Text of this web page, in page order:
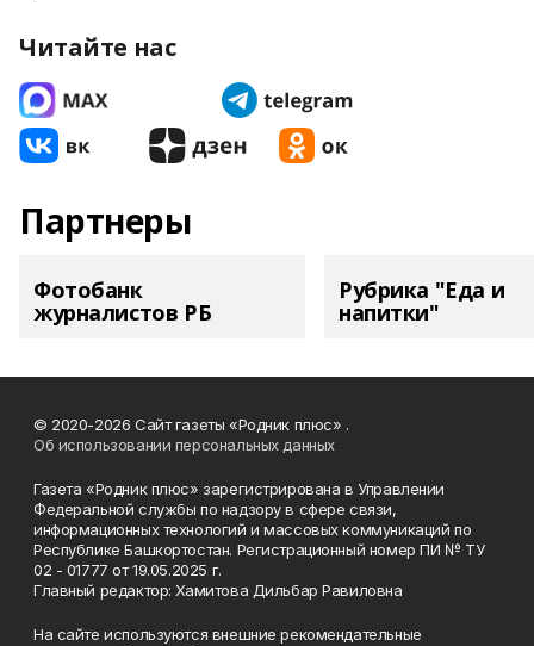
Читайте нас
Партнеры
Фотобанк
журналистов РБ
Рубрика "Еда и
напитки"
© 2020-2026 Сайт газеты «Родник плюс» .
Об использовании персональных данных
Газета «Родник плюс» зарегистрирована в Управлении
Федеральной службы по надзору в сфере связи,
информационных технологий и массовых коммуникаций по
Республике Башкортостан. Регистрационный номер ПИ № ТУ
02 - 01777 от 19.05.2025 г.
Главный редактор: Хамитова Дильбар Равиловна
На сайте используются внешние рекомендательные